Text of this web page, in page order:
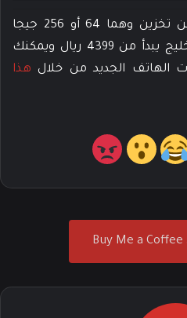
يتوفر الهاتف الجديد بسعتين تخزين وهما 64 أو 256 جيجا
بايت وسعره في منطقة الخليج يبدأ من 4399 ريال ويمكنك
الهاتف الجديد من خلال هذا